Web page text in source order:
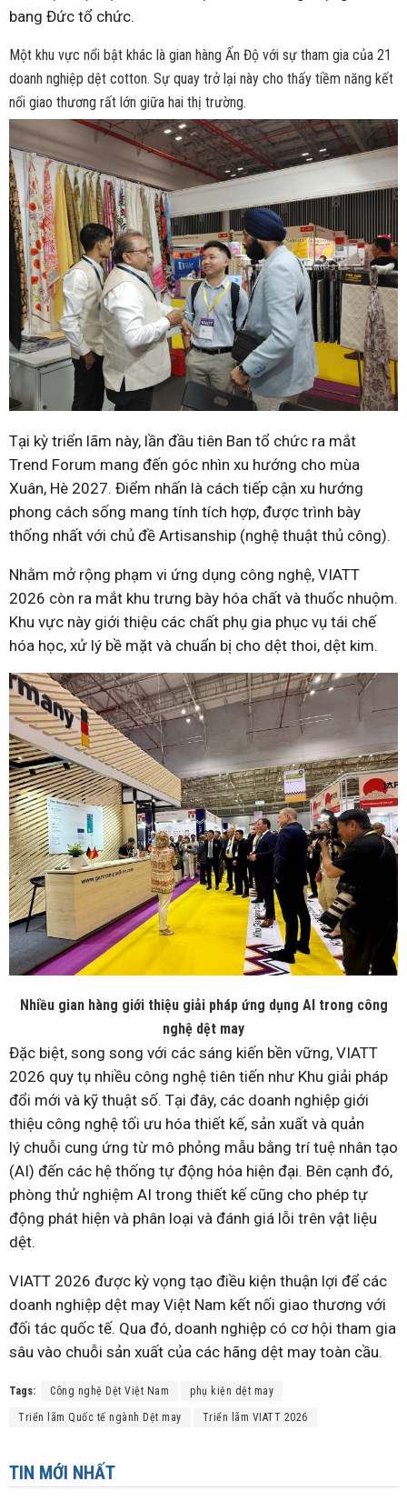
bang Đức tổ chức.
Một khu vực nổi bật khác là gian hàng Ấn Độ với sự tham gia của 21
doanh nghiệp dệt cotton. Sự quay trở lại này cho thấy tiềm năng kết
nối giao thương rất lớn giữa hai thị trường.
Tại kỳ triển lãm này, lần đầu tiên Ban tổ chức ra mắt
Trend Forum mang đến góc nhìn xu hướng cho mùa
Xuân, Hè 2027. Điểm nhấn là cách tiếp cận xu hướng
phong cách sống mang tính tích hợp, được trình bày
thống nhất với chủ đề Artisanship (nghệ thuật thủ công).
Nhằm mở rộng phạm vi ứng dụng công nghệ, VIATT
2026 còn ra mắt khu trưng bày hóa chất và thuốc nhuộm.
Khu vực này giới thiệu các chất phụ gia phục vụ tái chế
hóa học, xử lý bề mặt và chuẩn bị cho dệt thoi, dệt kim.
Nhiều gian hàng giới thiệu giải pháp ứng dụng AI trong công
nghệ dệt may
Đặc biệt, song song với các sáng kiến bền vững, VIATT
2026 quy tụ nhiều công nghệ tiên tiến như Khu giải pháp
đổi mới và kỹ thuật số. Tại đây, các doanh nghiệp giới
thiệu công nghệ tối ưu hóa thiết kế, sản xuất và quản
lý chuỗi cung ứng từ mô phỏng mẫu bằng trí tuệ nhân tạo
(AI) đến các hệ thống tự động hóa hiện đại. Bên cạnh đó,
phòng thử nghiệm AI trong thiết kế cũng cho phép tự
động phát hiện và phân loại và đánh giá lỗi trên vật liệu
dệt.
VIATT 2026 được kỳ vọng tạo điều kiện thuận lợi để các
doanh nghiệp dệt may Việt Nam kết nối giao thương với
đối tác quốc tế. Qua đó, doanh nghiệp có cơ hội tham gia
sâu vào chuỗi sản xuất của các hãng dệt may toàn cầu.
Tags: Công nghệ Dệt Việt Nam phụ kiện dệt may
Triển lãm Quốc tế ngành Dệt may Triển lãm VIATT 2026
TIN MỚI NHẤT